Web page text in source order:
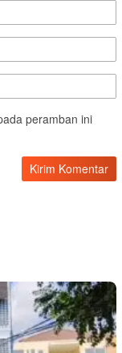
peramban ini